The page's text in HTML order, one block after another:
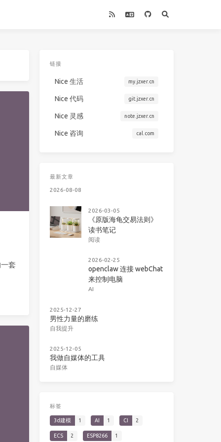
套
链接
Nice 生活 my.jzxer.cn
Nice 代码 git.jzxer.cn
Nice 灵感 note.jzxer.cn
Nice 咨询 cal.com
最新文章
2026-08-08
2026-03-05
《原版海龟交易法则》
读书笔记
阅读
2026-02-25
openclaw 连接 webChat
来控制电脑
AI
2025-12-27
男性力量的磨练
自我提升
2025-12-05
我做自媒体的工具
自媒体
标签
3d建模 1 AI 1 CI 2
ECS 2 ESP8266 1